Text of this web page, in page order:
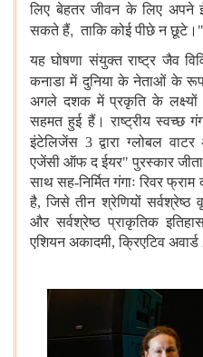
लिए बेहतर जीवन के लिए अपने
सकते हैं,ताकि कोई पीछे न छूटे।"
यह घोषणा संयुक्त राष्ट्र जैव
कनाडा में दुनिया के नेताओं के
अगले दशक में प्रकृति के लक्ष्यों
सहमत हुई हैं। राष्ट्रीय स्वच्छ
इंटेलिजेंस 3 द्वारा ग्लोबल वाटर
एजेंसी ऑफ द ईयर" पुरस्कार
साथ सह-निर्मित गंगाः रिवर फ्राम
है, जिसे तीन श्रेणियों सर्वश्रेष्ठ
और सर्वश्रेष्ठ प्राकृतिक
एशियन अकादमी, क्रिएटिव